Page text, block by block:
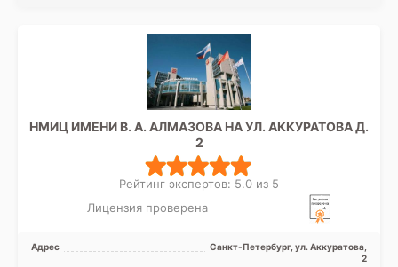
НМИЦ ИМЕНИ В. А. АЛМАЗОВА НА УЛ. АККУРАТОВА Д.
2
Рейтинг экспертов: 5.0 из 5
Лицензия проверена
Адрес
Санкт-Петербург, ул. Аккуратова,
2